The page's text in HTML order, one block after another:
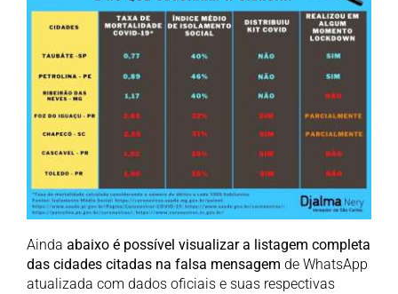
Ainda abaixo é possível visualizar a listagem completa
das cidades citadas na falsa mensagem de WhatsApp
atualizada com dados oficiais e suas respectivas